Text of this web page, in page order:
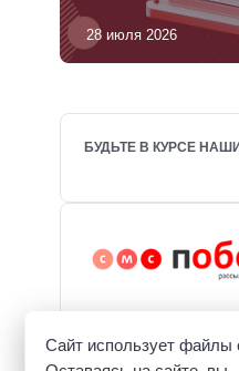
28 июля 2026
продвижения
БУДЬТЕ В КУРСЕ
Сайт использует файлы